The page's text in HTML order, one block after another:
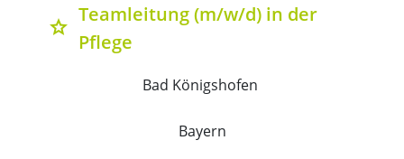
grade
Teamleitung (m/w/d) in der
Pflege
Bad Königshofen
Bayern